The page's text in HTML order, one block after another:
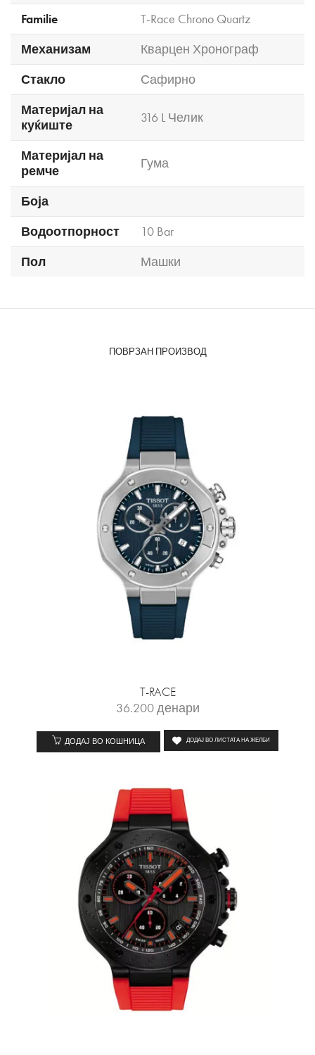
Familie
T-Race Chrono Quartz
Механизам
Кварцен Хронограф
Стакло
Сафирно
Материјал на
куќиште
316 L Челик
Материјал на
ремче
Гума
Боја
Водоотпорност
10 Bar
Пол
Машки
ПОВРЗАН ПРОИЗВОД
T-RACE
36.200денари
ДОДАЈ ВО КОШНИЦА ДОДАЈ ВО ЛИСТАТА НА ЖЕЛБИ